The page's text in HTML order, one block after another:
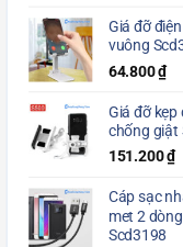
Giá đỡ
vuông
64.800₫
Giá đỡ kẹp
chống giật
151.200₫
Cáp sạc
met 2
Scd3198